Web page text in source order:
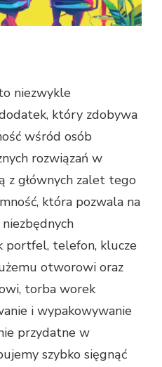
niezwykle
który zdobywa
wśród osób
rozwiązań w
z głównych zalet tego
która pozwala na
portfel, telefon, klucze
otworowi oraz
torba worek
i wypakowywanie
przydatne w
szybko sięgnąć